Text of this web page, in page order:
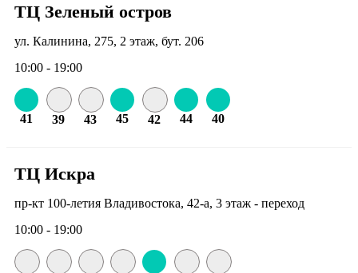
ТЦ Зеленый остров
ул. Калинина, 275, 2 этаж, бут. 206
10:00 - 19:00
41 39 43 45 42 44 40
ТЦ Искра
пр-кт 100-летия Владивостока, 42-а, 3 этаж - переход
10:00 - 19:00